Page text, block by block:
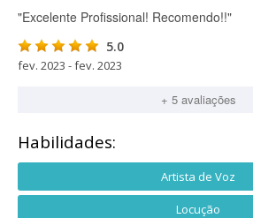
"Excelente Profissional! Recomendo!!"
5.0
fev. 2023 - fev. 2023
+ 5 avaliações
Habilidades:
Artista de Voz
Locução